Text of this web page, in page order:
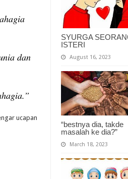
SYURGA
ISTERI
August 16, 2023
“bestnya dia, takde
masalah ke dia?”
March 18, 2023
dan
ucapan